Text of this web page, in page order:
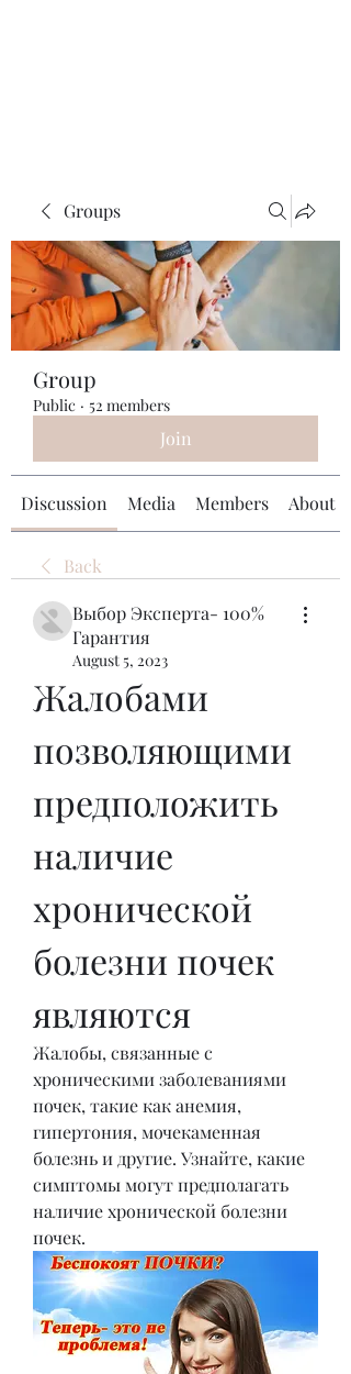
Groups
Group
Public · 52 members
Join
Discussion Media Members About
Back
Выбор Эксперта- 100%
Гарантия
August 5, 2023
Жалобами
позволяющими
предположить
наличие
хронической
болезни почек
являются
Жалобы, связанные с
хроническими заболеваниями
почек, такие как анемия,
гипертония, мочекаменная
болезнь и другие. Узнайте, какие
симптомы могут предполагать
наличие хронической болезни
почек.